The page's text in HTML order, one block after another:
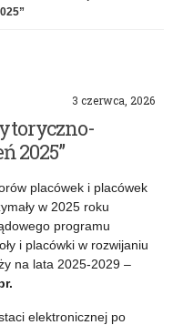
3 czerwca, 2026
2025”
placówek i placówek
w 2025 roku
programu
i placówki w rozwijaniu
na lata 2025-2029 –
elektronicznej po